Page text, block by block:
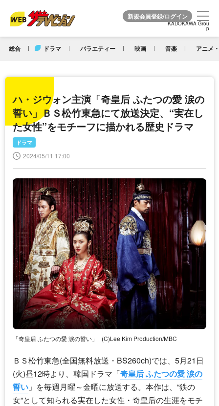
KADOKAWA Grou
p
総合 ドラマ バラエティー 映画 音楽 アニメ
KADOKAWA Grou
p
ハ・ジウォン主演「奇皇后 ふたつの愛 涙の
誓い」ＢＳ松竹東急にて放送決定、“実在し
た女性”をモチーフに描かれる歴史ドラマ
ドラマ
2024/05/11 17:00
「奇皇后 ふたつの愛 涙の誓い」 (C)Lee Kim Production/MBC
ＢＳ松竹東急(全国無料放送・BS260ch)では、5月21日
(火)昼12時より、韓国ドラマ「奇皇后 ふたつの愛 涙の
誓い 」を毎週月曜～金曜に放送する。本作は、“鉄の
女”として知られる実在した女性・奇皇后の生涯をモチ